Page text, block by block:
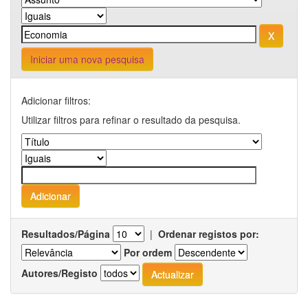
Iniciar uma nova pesquisa
Adicionar filtros:
Utilizar filtros para refinar o resultado da pesquisa.
Resultados/Página | Ordenar registos por:
Por ordem
Autores/Registo